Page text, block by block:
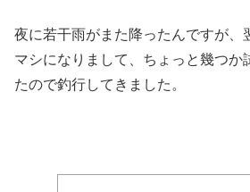
夜に若干雨がまた降ったんですが、
マシになりまして、ちょっと幾つか
たので釣行してきました。